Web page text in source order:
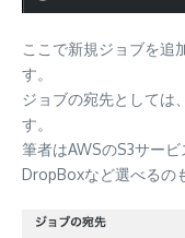
ここで新規ジョブを追
す。
ジョブの宛先としては
す。
筆者はAWSのS3サー
DropBoxなど選べるの